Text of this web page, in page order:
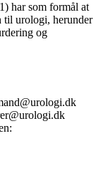
har som formål at
til urologi, herunder
og